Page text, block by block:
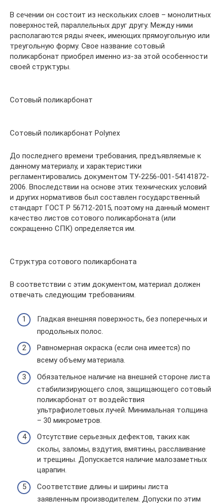
В сечении он состоит из нескольких слоев – монолитных
поверхностей, параллельных друг другу. Между ними
располагаются ряды ячеек, имеющих прямоугольную или
треугольную форму. Свое название сотовый
поликарбонат приобрел именно из-за этой особенности
своей структуры.
Сотовый поликарбонат
Сотовый поликарбонат Polynex
До последнего времени требования, предъявляемые к
данному материалу, и характеристики
регламентировались документом ТУ-2256-001-54141872-
2006. Впоследствии на основе этих технических условий
и других нормативов был составлен государственный
стандарт ГОСТ Р 56712-2015, поэтому на данный момент
качество листов сотового поликарбоната (или
сокращенно СПК) определяется им.
Структура сотового поликарбоната
В соответствии с этим документом, материал должен
отвечать следующим требованиям.
Гладкая внешняя поверхность, без поперечных и
продольных полос.
Равномерная окраска (если она имеется) по
всему объему материала.
Обязательное наличие на внешней стороне листа
стабилизирующего слоя, защищающего сотовый
поликарбонат от воздействия
ультрафиолетовых лучей. Минимальная толщина
– 30 микрометров.
Отсутствие серьезных дефектов, таких как
сколы, заломы, вздутия, вмятины, расслаивание
и трещины. Допускается наличие малозаметных
царапин.
Соответствие длины и ширины листа
заявленным производителем. Допуски по этим